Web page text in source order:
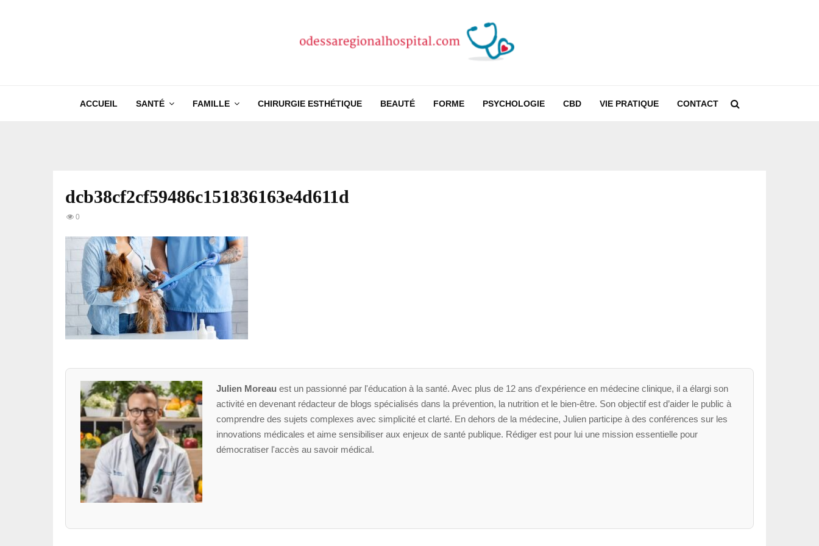
ACCUEIL SANTÉ FAMILLE CHIRURGIE ESTHÉTIQUE BEAUTÉ FORME PSYCHOLOGIE CBD VIE PRATIQUE CONTACT
dcb38cf2cf59486c151836163e4d611d
0
Julien Moreau est un passionné par l'éducation à la santé. Avec plus de 12 ans d'expérience en médecine clinique, il a élargi son
activité en devenant rédacteur de blogs spécialisés dans la prévention, la nutrition et le bien-être. Son objectif est d’aider le public à
comprendre des sujets complexes avec simplicité et clarté. En dehors de la médecine, Julien participe à des conférences sur les
innovations médicales et aime sensibiliser aux enjeux de santé publique. Rédiger est pour lui une mission essentielle pour
démocratiser l'accès au savoir médical.